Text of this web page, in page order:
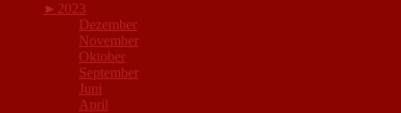
► 2023
Dezember
November
Oktober
September
Juni
April